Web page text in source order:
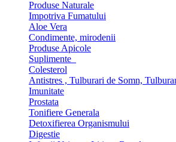
Produse Naturale
Impotriva Fumatului
Aloe Vera
Condimente, mirodenii
Produse Apicole
Suplimente
Colesterol
Antistres , Tulburari de Somn,
Imunitate
Prostata
Tonifiere Generala
Detoxifierea Organismului
Digestie